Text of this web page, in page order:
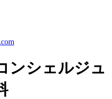
ンシェルジュ